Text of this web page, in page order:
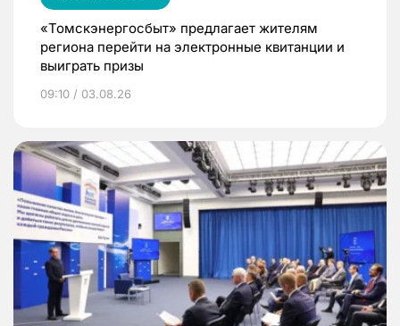
«Томскэнергосбыт» предлагает жителям
региона перейти на электронные квитанции и
выиграть призы
09:10 / 03.08.26